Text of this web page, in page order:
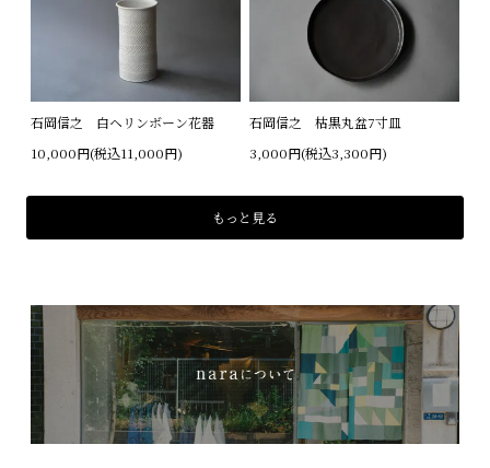
石岡信之 白ヘリンボーン花器
10,000円(税込11,000円)
石岡信之 枯黒丸盆7寸皿
3,000円(税込3,300円)
もっと見る